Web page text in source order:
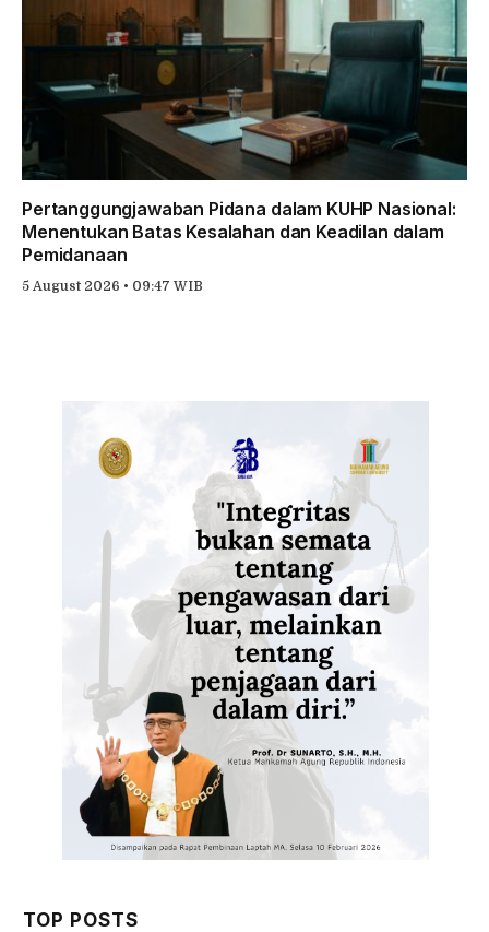
Pertanggungjawaban Pidana dalam KUHP Nasional:
Menentukan Batas Kesalahan dan Keadilan dalam
Pemidanaan
5 August 2026 • 09:47 WIB
TOP POSTS